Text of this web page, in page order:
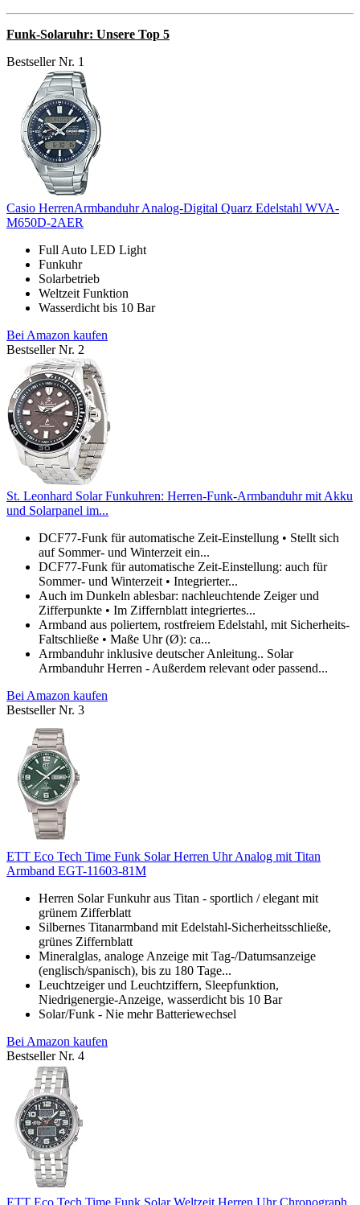
Funk-Solaruhr: Unsere Top 5
Bestseller Nr. 1
Casio HerrenArmbanduhr Analog-Digital Quarz Edelstahl WVA-
M650D-2AER
Full Auto LED Light
Funkuhr
Solarbetrieb
Weltzeit Funktion
Wasserdicht bis 10 Bar
Bei Amazon kaufen
Bestseller Nr. 2
St. Leonhard Solar Funkuhren: Herren-Funk-Armbanduhr mit Akku
und Solarpanel im...
DCF77-Funk für automatische Zeit-Einstellung • Stellt sich
auf Sommer- und Winterzeit ein...
DCF77-Funk für automatische Zeit-Einstellung: auch für
Sommer- und Winterzeit • Integrierter...
Auch im Dunkeln ablesbar: nachleuchtende Zeiger und
Zifferpunkte • Im Ziffernblatt integriertes...
Armband aus poliertem, rostfreiem Edelstahl, mit Sicherheits-
Faltschließe • Maße Uhr (Ø): ca...
Armbanduhr inklusive deutscher Anleitung.. Solar
Armbanduhr Herren - Außerdem relevant oder passend...
Bei Amazon kaufen
Bestseller Nr. 3
ETT Eco Tech Time Funk Solar Herren Uhr Analog mit Titan
Armband EGT-11603-81M
Herren Solar Funkuhr aus Titan - sportlich / elegant mit
grünem Zifferblatt
Silbernes Titanarmband mit Edelstahl-Sicherheitsschließe,
grünes Ziffernblatt
Mineralglas, analoge Anzeige mit Tag-/Datumsanzeige
(englisch/spanisch), bis zu 180 Tage...
Leuchtzeiger und Leuchtziffern, Sleepfunktion,
Niedrigenergie-Anzeige, wasserdicht bis 10 Bar
Solar/Funk - Nie mehr Batteriewechsel
Bei Amazon kaufen
Bestseller Nr. 4
ETT Eco Tech Time Funk Solar Weltzeit Herren Uhr Chronograph